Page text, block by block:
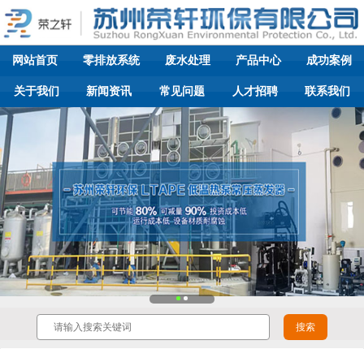
网站首页 零排放系统 废水处理 产品中心 成功案例
关于我们 新闻资讯 常见问题 人才招聘 联系我们